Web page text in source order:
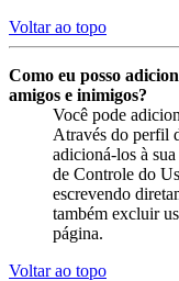
Voltar ao topo
Como eu posso
amigos e inimigos?
Você pode
Através do perfil
adicioná-los à
de Controle do
escrevendo
também excluir
página.
Voltar ao topo